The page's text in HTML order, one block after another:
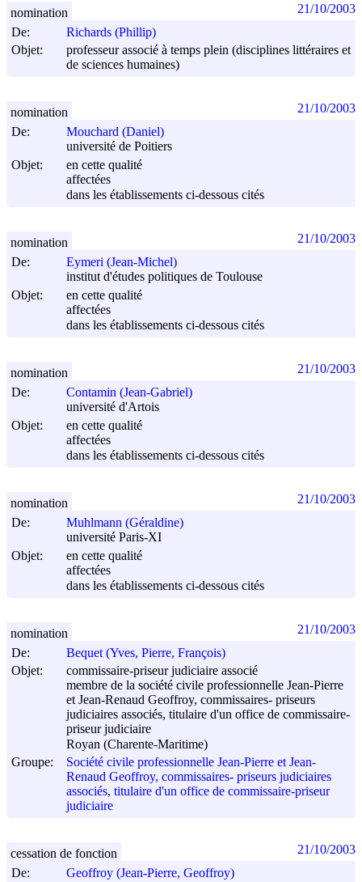
De:
Richards (Phillip)
Objet:
professeur associé à temps plein (disciplines littéraires et
de sciences humaines)
nomination 21/10/2003
De:
Mouchard (Daniel)
université de Poitiers
Objet:
en cette qualité
affectées
dans les établissements ci-dessous cités
nomination 21/10/2003
De:
Eymeri (Jean-Michel)
institut d'études politiques de Toulouse
Objet:
en cette qualité
affectées
dans les établissements ci-dessous cités
nomination 21/10/2003
De:
Contamin (Jean-Gabriel)
université d'Artois
Objet:
en cette qualité
affectées
dans les établissements ci-dessous cités
nomination 21/10/2003
De:
Muhlmann (Géraldine)
université Paris-XI
Objet:
en cette qualité
affectées
dans les établissements ci-dessous cités
nomination 21/10/2003
De:
Bequet (Yves, Pierre, François)
Objet:
commissaire-priseur judiciaire associé
membre de la société civile professionnelle Jean-Pierre
et Jean-Renaud Geoffroy, commissaires- priseurs
judiciaires associés, titulaire d'un office de commissaire-
priseur judiciaire
Royan (Charente-Maritime)
Groupe:
Société civile professionnelle Jean-Pierre et Jean-
Renaud Geoffroy, commissaires- priseurs judiciaires
associés, titulaire d'un office de commissaire-priseur
judiciaire
nomination 21/10/2003
De:
Geoffroy (Jean-Pierre, Geoffroy)
cessation de fonction 21/10/2003